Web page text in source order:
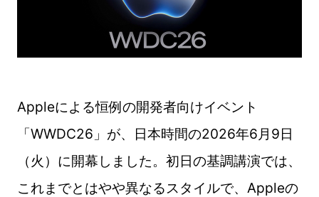
Appleによる恒例の開発者向けイベント
「WWDC26」が、日本時間の2026年6月9日
（火）に開幕しました。初日の基調講演では、
これまでとはやや異なるスタイルで、Appleの